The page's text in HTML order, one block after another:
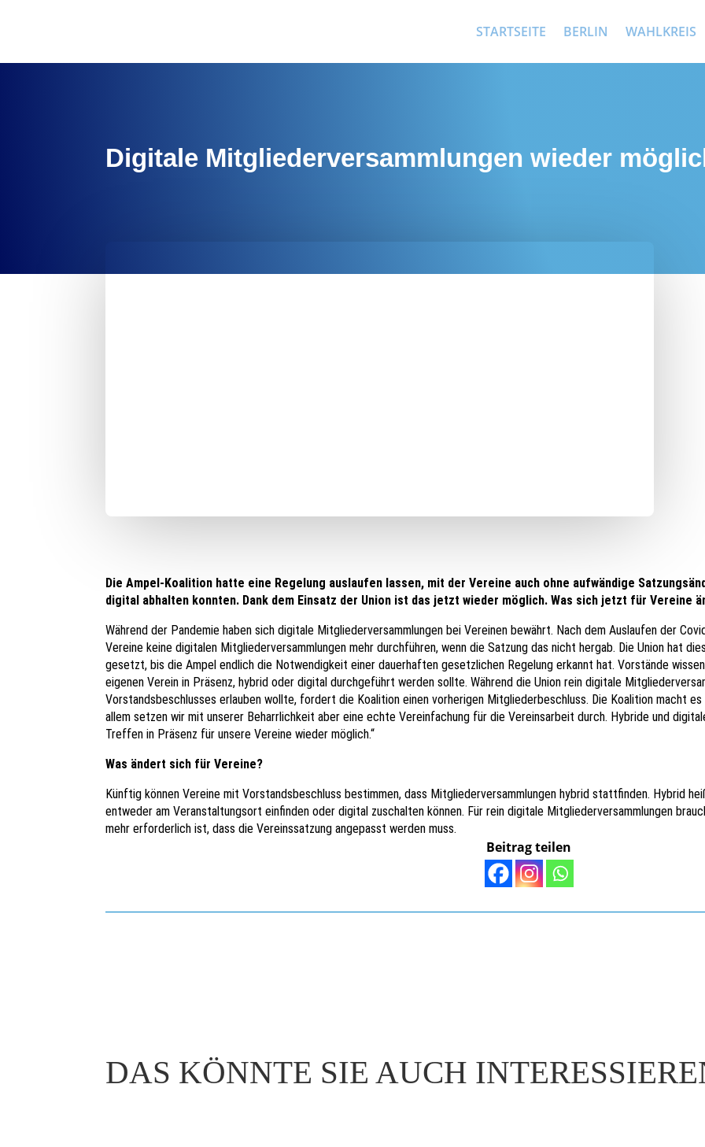
STARTSEITE BERLIN WAHLKREIS
Digitale Mitgliederversammlungen wieder
Die Ampel-Koalition hatte eine Regelung auslaufen lassen, mit der Vereine auch ohne aufwändige
digital abhalten konnten. Dank dem Einsatz der Union ist das jetzt wieder möglich. Was sich jetzt für Vereine
Während der Pandemie haben sich digitale Mitgliederversammlungen bei Vereinen bewährt. Nach dem Auslaufen der
Vereine keine digitalen Mitgliederversammlungen mehr durchführen, wenn die Satzung das nicht hergab. Die Union hat
gesetzt, bis die Ampel endlich die Notwendigkeit einer dauerhaften gesetzlichen Regelung erkannt hat. Vorstände
eigenen Verein in Präsenz, hybrid oder digital durchgeführt werden sollte. Während die Union rein digitale
Vorstandsbeschlusses erlauben wollte, fordert die Koalition einen vorherigen Mitgliederbeschluss. Die Koalition macht
allem setzen wir mit unserer Beharrlichkeit aber eine echte Vereinfachung für die Vereinsarbeit durch. Hybride und
Treffen in Präsenz für unsere Vereine wieder möglich.“
Was ändert sich für Vereine?
Künftig können Vereine mit Vorstandsbeschluss bestimmen, dass Mitgliederversammlungen hybrid stattfinden. Hybrid
entweder am Veranstaltungsort einfinden oder digital zuschalten können. Für rein digitale Mitgliederversammlungen
mehr erforderlich ist, dass die Vereinssatzung angepasst werden muss.
Beitrag teilen
DAS KÖNNTE SIE AUCH